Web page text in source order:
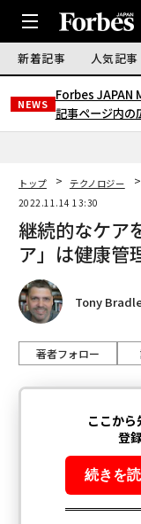
新着記事 人気記事
NEWS
Forbes JAPAN
記事ページ内の
トップ テクノロジー
2022.11.14 13:30
継続的なケア
ア」は健康管
Tony
著者フォロー